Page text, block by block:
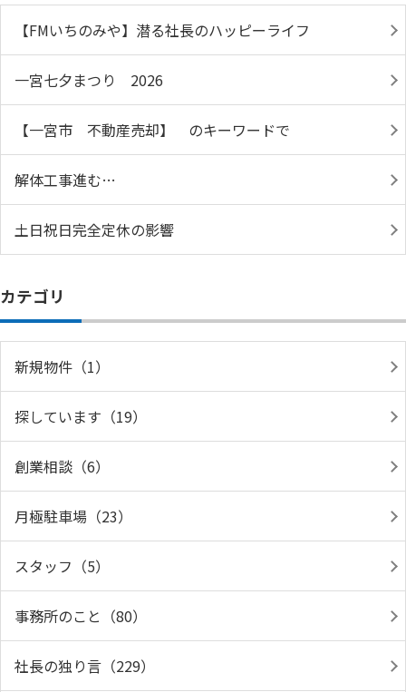
【FMいちのみや】潜る社長のハッピーライフ
一宮七夕まつり 2026
【一宮市 不動産売却】 のキーワードで
解体工事進む…
土日祝日完全定休の影響
カテゴリ
新規物件（1）
探しています（19）
創業相談（6）
月極駐車場（23）
スタッフ（5）
事務所のこと（80）
社長の独り言（229）